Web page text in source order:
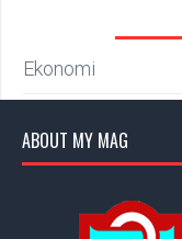
Ekonomi
ABOUT MY MAG